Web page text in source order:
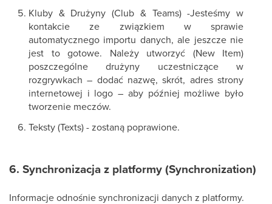
Kluby & Drużyny (Club & Teams) -Jesteśmy w
kontakcie ze związkiem w sprawie
automatycznego importu danych, ale jeszcze nie
jest to gotowe. Należy utworzyć (New Item)
poszczególne drużyny uczestniczące w
rozgrywkach – dodać nazwę, skrót, adres strony
internetowej i logo – aby później możliwe było
tworzenie meczów.
Teksty (Texts) - zostaną poprawione.
6. Synchronizacja z platformy (Synchronization)
Informacje odnośnie synchronizacji danych z platformy.